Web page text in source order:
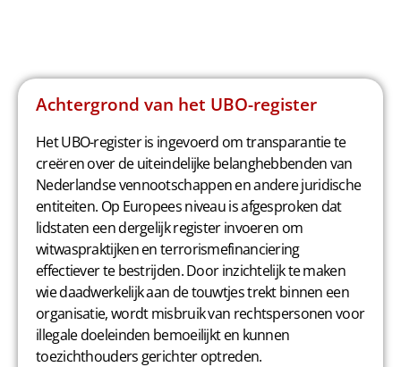
Achtergrond van het UBO-register
Het UBO-register is ingevoerd om transparantie te
creëren over de uiteindelijke belanghebbenden van
Nederlandse vennootschappen en andere juridische
entiteiten. Op Europees niveau is afgesproken dat
lidstaten een dergelijk register invoeren om
witwaspraktijken en terrorismefinanciering
effectiever te bestrijden. Door inzichtelijk te maken
wie daadwerkelijk aan de touwtjes trekt binnen een
organisatie, wordt misbruik van rechtspersonen voor
illegale doeleinden bemoeilijkt en kunnen
toezichthouders gerichter optreden.